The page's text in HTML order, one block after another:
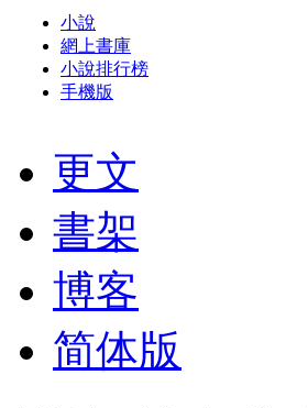
小說
網上書庫
小說排行榜
手機版
更文
書架
博客
简体版